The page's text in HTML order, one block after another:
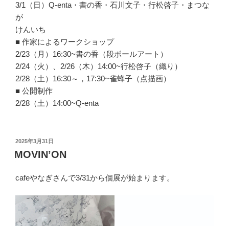
3/1（日）Q-enta・書の香・石川文子・行松啓子・まつな
が
けんいち
■ 作家によるワークショップ
2/23（月）16:30~書の香（段ボールアート）
2/24（火）、2/26（木）14:00~行松啓子（織り）
2/28（土）16:30～，17:30~雀蜂子（点描画）
■ 公開制作
2/28（土）14:00~Q-enta
投
稿
日:
2025年3月31日
MOVIN’ON
cafeやなぎさんで3/31から個展が始まります。